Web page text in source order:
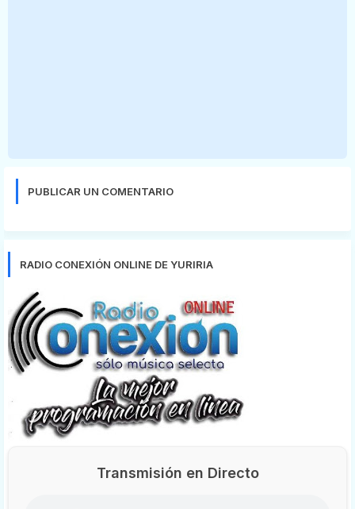
PUBLICAR UN COMENTARIO
RADIO CONEXIÓN ONLINE DE YURIRIA
Transmisión en Directo